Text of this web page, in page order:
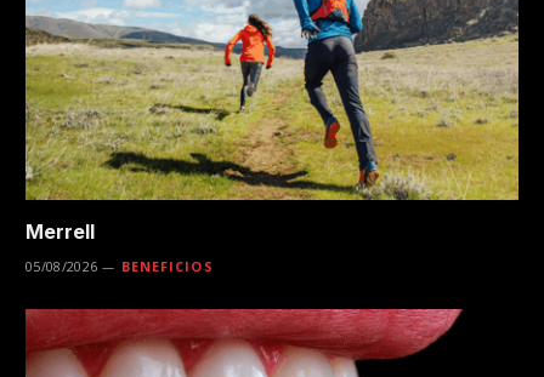
Merrell
05/08/2026 BENEFICIOS